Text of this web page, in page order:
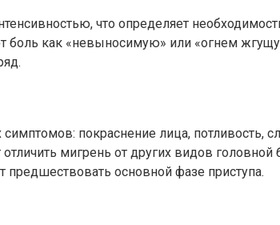
что определяет
боль как «невыносимую» или «огнем
покраснение лица, потливость,
мигрень от других видов
основной фазе приступа.